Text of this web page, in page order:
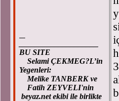
BU SITE
Selami ÇEKMEG?L’in
Yegenleri:
Melike TANBERK ve
Fatih ZEYVELI'nin
beyaz.net ekibi ile birlikte